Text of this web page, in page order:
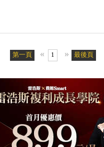
第一頁 « 1 » 最後頁